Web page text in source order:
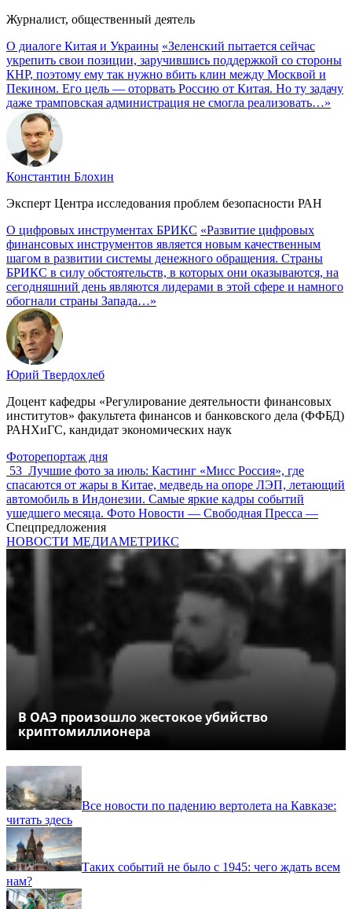
Журналист, общественный деятель
О диалоге Китая и Украины «Зеленский пытается сейчас
укрепить свои позиции, заручившись поддержкой со стороны
КНР, поэтому ему так нужно вбить клин между Москвой и
Пекином. Его цель — оторвать Россию от Китая. Но ту задачу
даже трамповская администрация не смогла реализовать…»
Константин Блохин
Эксперт Центра исследования проблем безопасности РАН
О цифровых инструментах БРИКС «Развитие цифровых
финансовых инструментов является новым качественным
шагом в развитии системы денежного обращения. Страны
БРИКС в силу обстоятельств, в которых они оказываются, на
сегодняшний день являются лидерами в этой сфере и намного
обогнали страны Запада…»
Юрий Твердохлеб
Доцент кафедры «Регулирование деятельности финансовых
институтов» факультета финансов и банковского дела (ФФБД)
РАНХиГС, кандидат экономических наук
Фоторепортаж дня
53 Лучшие фото за июль: Кастинг «Мисс Россия», где
спасаются от жары в Китае, медведь на опоре ЛЭП, летающий
автомобиль в Индонезии. Самые яркие кадры событий
ушедшего месяца. Фото Новости — Свободная Пресса —
Спецпредложения
НОВОСТИ МЕДИАМЕТРИКС
В ОАЭ произошло жестокое убийство
криптомиллионера
Все новости по падению вертолета на Кавказе:
читать здесь
Таких событий не было с 1945: чего ждать всем
нам?